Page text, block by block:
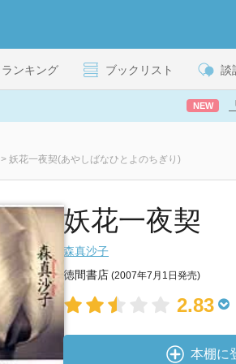
ランキング ブックリスト 談
NEW
> 妖花一夜契(あやしばなひとよのちぎり)
妖花一夜契
森真沙子
徳間書店 (2007年7月1日発売)
2.83
本棚に